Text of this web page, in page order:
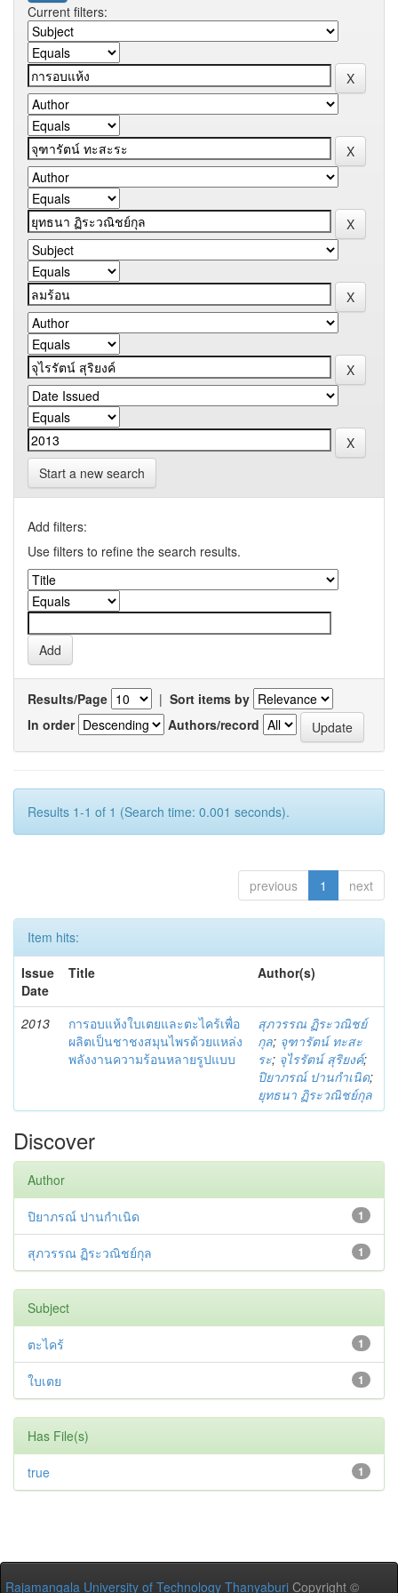
Current filters:
Start a new search
Add filters:
Use filters to refine the search results.
Results/Page | Sort items by
In order
Authors/record
Results 1-1 of 1 (Search time: 0.001 seconds).
previous 1 next
Item hits:
Issue
Date
Title Author(s)
2013
การอบแห้งใบเตยและตะไคร้เพื่อ
ผลิตเป็นชาชงสมุนไพรด้วยแหล่ง
พลังงานความร้อนหลายรูปแบบ
สุภวรรณ ฏิระวณิชย์
กุล; จุฑารัตน์ ทะสะ
ระ; จุไรรัตน์ สุริยงค์;
ปิยาภรณ์ ปานกำเนิด;
ยุทธนา ฏิระวณิชย์กุล
Discover
Author
1
ปิยาภรณ์ ปานกำเนิด
1
สุภวรรณ ฏิระวณิชย์กุล
Subject
1
ตะไคร้
1
ใบเตย
Has File(s)
1
true
Rajamangala University of Technology Thanyaburi Copyright ©